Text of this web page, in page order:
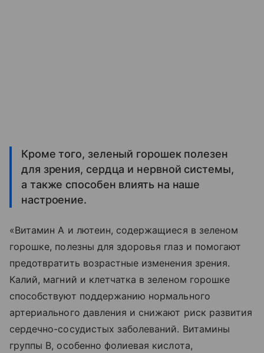
Кроме того, зеленый горошек полезен
для зрения, сердца и нервной системы,
а также способен влиять на наше
настроение.
«Витамин А и лютеин, содержащиеся в зеленом
горошке, полезны для здоровья глаз и помогают
предотвратить возрастные изменения зрения.
Калий, магний и клетчатка в зеленом горошке
способствуют поддержанию нормального
артериального давления и снижают риск развития
сердечно-сосудистых заболеваний. Витамины
группы B, особенно фолиевая кислота,